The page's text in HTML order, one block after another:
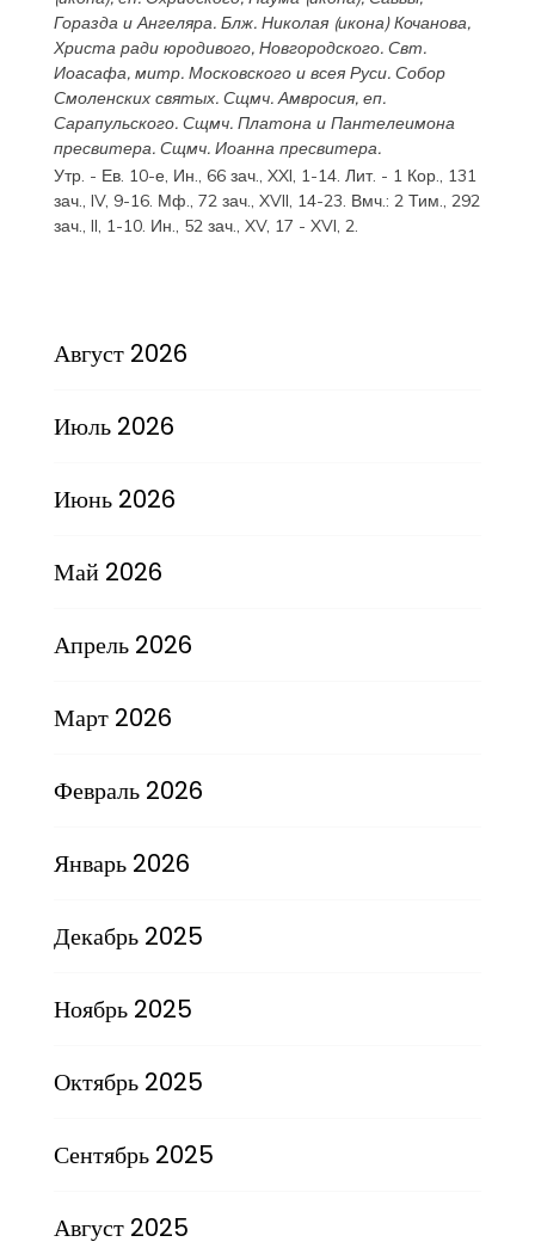
ГораздаиАнгеляра. Блж. Николая(икона) Кочанова,
Христа ради юродивого, Новгородского. Свт.
Иоасафа, митр. Московского и всея Руси. Собор
Смоленских святых. Сщмч.Амвросия, еп.
Сарапульского. Сщмч. Платонаи Пантелеимона
пресвитера. Сщмч. Иоаннапресвитера.
Утр. - Ев. 10-е, Ин., 66 зач., XXI, 1-14. Лит. - 1 Кор., 131
зач., IV, 9-16. Мф., 72 зач., XVII, 14-23. Вмч.: 2 Тим., 292
зач., II, 1-10. Ин., 52 зач., XV, 17 - XVI, 2.
Август 2026
Июль 2026
Июнь 2026
Май 2026
Апрель 2026
Март 2026
Февраль 2026
Январь 2026
Декабрь 2025
Ноябрь 2025
Октябрь 2025
Сентябрь 2025
Август 2025